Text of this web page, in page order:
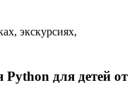
экскурсиях,
для детей от